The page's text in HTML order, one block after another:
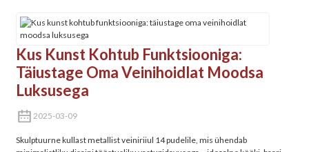
Kus Kunst Kohtub Funktsiooniga:
Täiustage Oma Veinihoidlat Moodsa
Luksusega
2025-03-09
Skulptuurne kullast metallist veiniriiul 14 pudelile, mis ühendab